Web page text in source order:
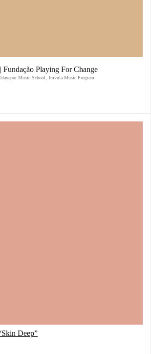
Fundação Playing For Change
Music School Imvula Music Program
Deep”